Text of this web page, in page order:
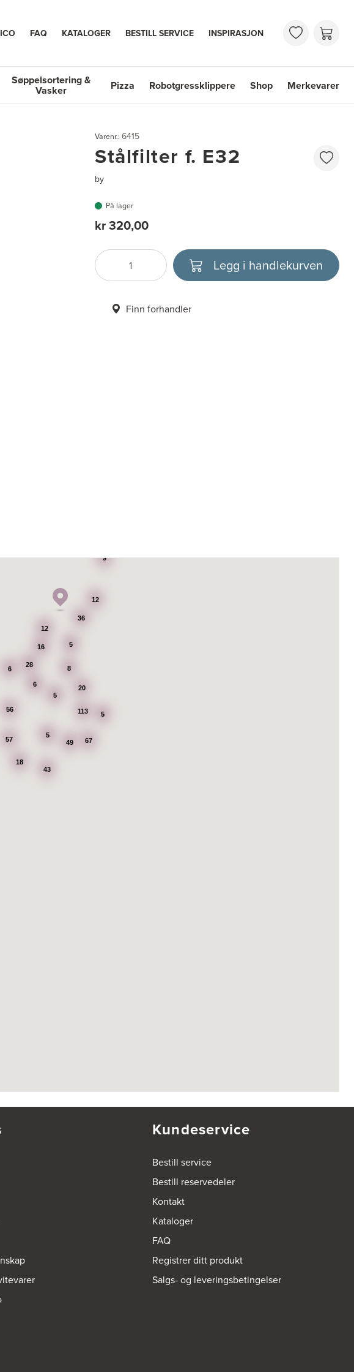
FAQ KATALOGER BESTILL SERVICE INSPIRASJON
Søppelsortering &
Vasker Pizza Robotgressklippere Shop Merkevarer
Varenr.: 6415
Stålfilter f. E32
by
På lager
kr 320,00
Antall
Velg enhet Legg i handlekurven
Finn forhandler
49
113
56
57
9
67
28
12
43
36
6
12
5
8
20
5
18
5
6
5
16
Kundeservice
Bestill service
Bestill reservedeler
Kontakt
Kataloger
FAQ
Registrer ditt produkt
Salgs- og leveringsbetingelser